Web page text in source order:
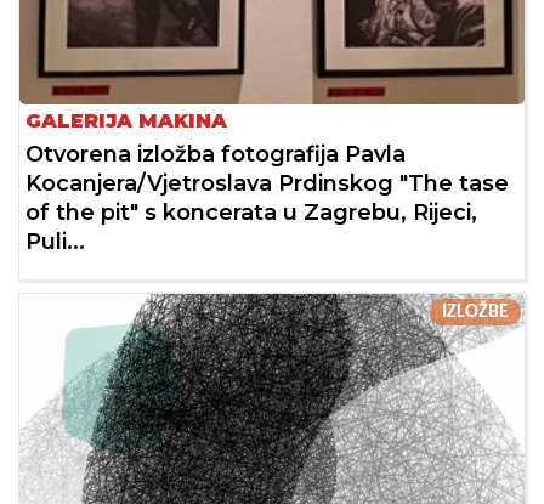
GALERIJA MAKINA
Otvorena izložba fotografija Pavla
Kocanjera/Vjetroslava Prdinskog "The tase
of the pit" s koncerata u Zagrebu, Rijeci,
Puli...
IZLOŽBE